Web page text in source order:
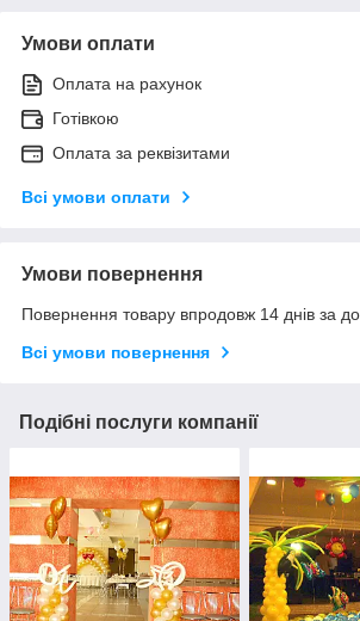
Умови оплати
Оплата на рахунок
Готівкою
Оплата за реквізитами
Всі умови оплати
Умови повернення
Повернення товару впродовж 14 днів за
Всі умови повернення
Подібні послуги компанії